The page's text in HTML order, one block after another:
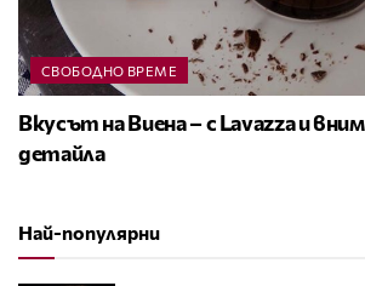
СВОБОДНО ВРЕМЕ
Вкусът на Виена – с Lavazza и
детайла
Най-популярни